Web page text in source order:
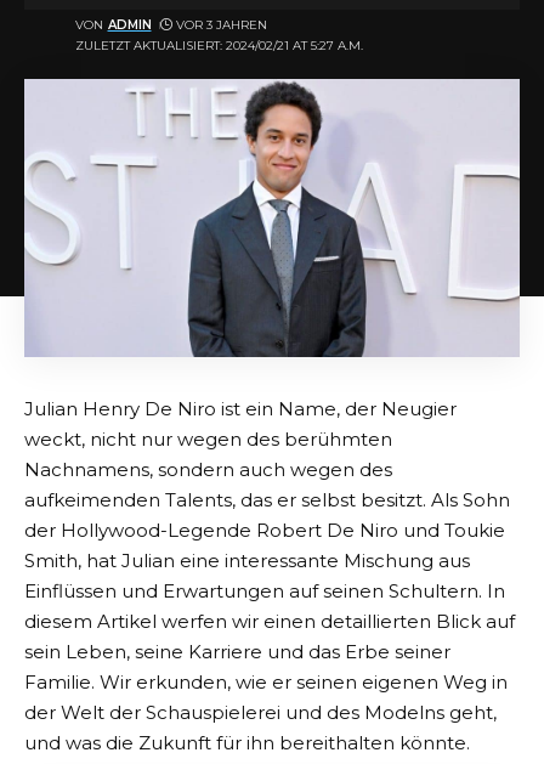
ZULETZT AKTUALISIERT: 2024/02/21 AT 5:27 A.M.
VON ADMIN VOR 3 JAHREN
Julian Henry De Niro ist ein Name, der Neugier
weckt, nicht nur wegen des berühmten
Nachnamens, sondern auch wegen des
aufkeimenden Talents, das er selbst besitzt. Als Sohn
der Hollywood-Legende Robert De Niro und Toukie
Smith, hat Julian eine interessante Mischung aus
Einflüssen und Erwartungen auf seinen Schultern. In
diesem Artikel werfen wir einen detaillierten Blick auf
sein Leben, seine Karriere und das Erbe seiner
Familie. Wir erkunden, wie er seinen eigenen Weg in
der Welt der Schauspielerei und des Modelns geht,
und was die Zukunft für ihn bereithalten könnte.